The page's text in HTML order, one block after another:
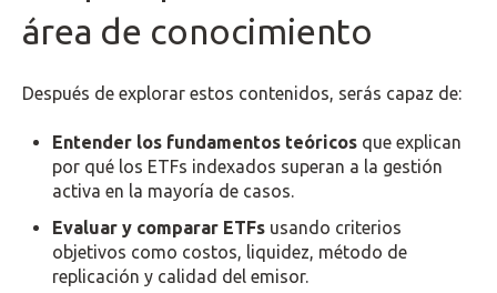
área de conocimiento
Después de explorar estos contenidos, serás capaz de:
Entender los fundamentos teóricos que explican
por qué los ETFs indexados superan a la gestión
activa en la mayoría de casos.
Evaluar y comparar ETFs usando criterios
objetivos como costos, liquidez, método de
replicación y calidad del emisor.